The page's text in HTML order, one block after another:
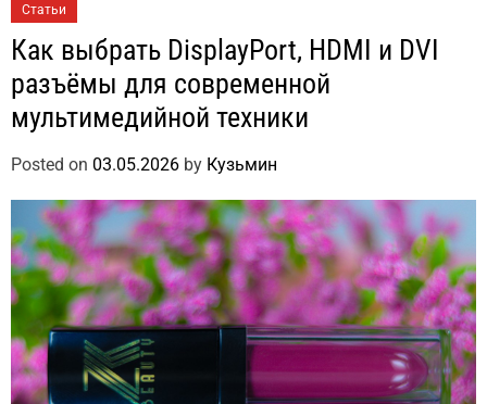
Статьи
Как выбрать DisplayPort, HDMI и DVI
разъёмы для современной
мультимедийной техники
Posted on 03.05.2026 by Кузьмин